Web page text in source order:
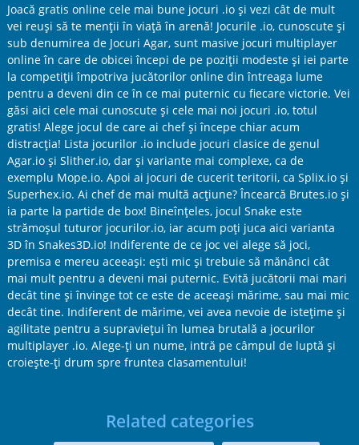
Joacă gratis online cele mai bune jocuri .io și vezi cât de mult
vei reuși să te menții în viață în arenă! Jocurile .io, cunoscute și
sub denumirea de Jocuri Agar, sunt masive jocuri multiplayer
online în care de obicei începi de pe poziții modeste și iei parte
la competiții împotriva jucătorilor online din întreaga lume
pentru a deveni din ce în ce mai puternic cu fiecare victorie. Vei
găsi aici cele mai cunoscute și cele mai noi jocuri .io, totul
gratis! Alege jocul de care ai chef și începe chiar acum
distracția! Lista jocurilor .io include jocuri clasice de genul
Agar.io și Slither.io, dar și variante mai complexe, ca de
exemplu Mope.io. Apoi ai jocuri de cucerit teritorii, ca Splix.io și
Superhex.io. Ai chef de mai multă acțiune? Încearcă Brutes.io și
ia parte la partide de box! Bineînțeles, jocul Snake este
strămoșul tuturor jocurilor.io, iar acum poți juca aici varianta
3D în Snakes3D.io! Indiferente de ce joc vei alege să joci,
premisa e mereu aceeași: ești mic și trebuie să mănânci cât
mai mult pentru a deveni mai puternic. Evită jucătorii mai mari
decât tine și învinge tot ce este de aceeași mărime, sau mai mic
decât tine. Indiferent de mărime, vei avea nevoie de istețime și
agilitate pentru a supraviețui în lumea brutală a jocurilor
multiplayer .io. Alege-ți un nume, intră pe câmpul de luptă și
croiește-ți drum spre fruntea clasamentului!
Related categories